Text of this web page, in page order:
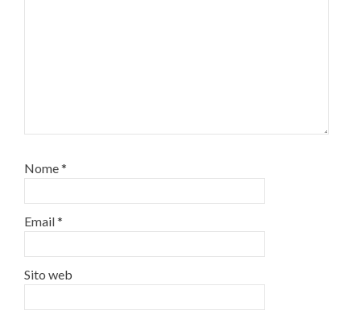
Nome*
Email*
Sito web